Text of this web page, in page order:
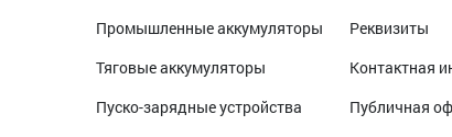
Промышленные аккумуляторы
Тяговые аккумуляторы
Пуско-зарядные устройства
Реквизиты
Контактная
Публичная